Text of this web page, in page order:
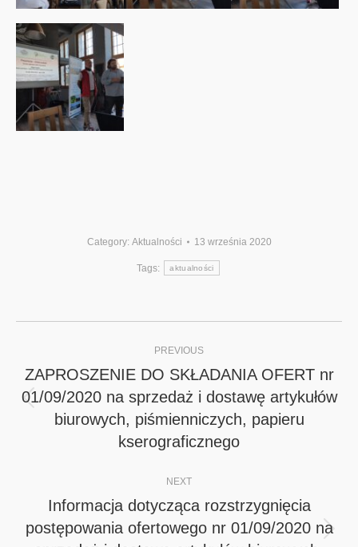
Category: Aktualności 13 września 2020
Tags: aktualności
navigation
PREVIOUS
Previous
post:
ZAPROSZENIE DO SKŁADANIA OFERT nr
01/09/2020 na sprzedaż i dostawę artykułów
biurowych, piśmienniczych, papieru
kserograficznego
NEXT
Next
Informacja dotycząca rozstrzygnięcia
postępowania ofertowego nr 01/09/2020 na